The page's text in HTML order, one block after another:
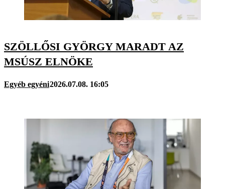
SZÖLLŐSI GYÖRGY MARADT AZ
MSÚSZ ELNÖKE
Egyéb egyéni2026.07.08. 16:05